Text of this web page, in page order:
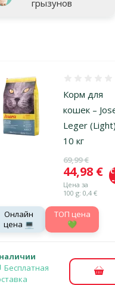
грызунов
Корм для
кошек –
Leger
10 кг
Исходная
69,99 €
Цена
44,98 €
Цена за
100 g: 0,4 €
Онлайн
цена 💻
TOП цена
💚
Бесплатная
В